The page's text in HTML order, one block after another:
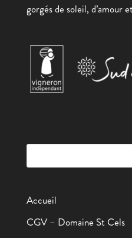
gorgés de soleil, d’amour
Accueil
CGV – Domaine St Cels